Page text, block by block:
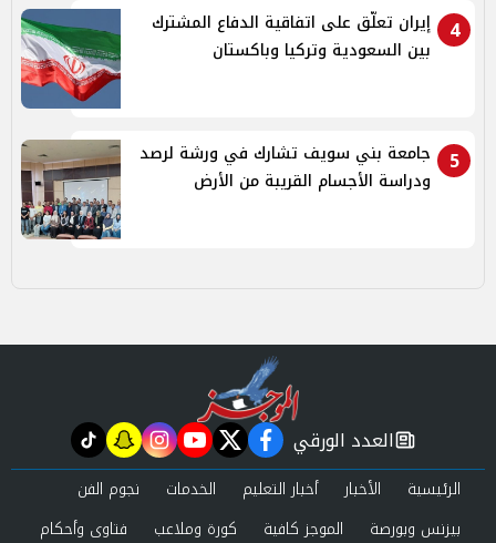
4
إيران تعلّق على اتفاقية الدفاع المشترك
بين السعودية وتركيا وباكستان
5
جامعة بني سويف تشارك في ورشة لرصد
ودراسة الأجسام القريبة من الأرض
newspaper
العدد الورقي facebook
twitter
youtube
instagram
snapchat
tiktok
الرئيسية الأخبار أخبار التعليم الخدمات
نجوم الفن
بيزنس وبورصة
الموجز كافية كورة وملاعب فتاوى وأحكام